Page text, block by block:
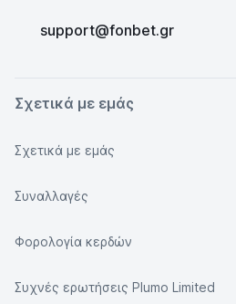
support@fonbet.gr
Σχετικά με εμάς
Σχετικά με εμάς
Συναλλαγές
Φορολογία κερδών
Συχνές ερωτήσεις Plumo Limited